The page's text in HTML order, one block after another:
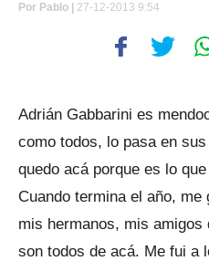
Por Pablo | 27-12-2013 9:54
Adrián Gabbarini es
como todos, lo pasa en
quedo acá porque es lo
Cuando termina el año,
mis hermanos, mis
son todos de acá. Me fui a